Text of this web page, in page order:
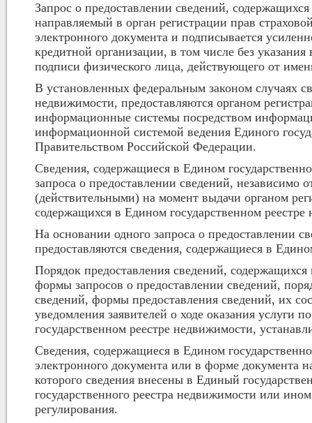
Запрос о предоставлении сведений,
направляемый в орган регистрации прав
электронного документа и подписывается
кредитной организации, в том числе без
подписи физического лица, действующего от
В установленных федеральным законом случаях
недвижимости, предоставляются органом
информационные системы посредством
информационной системой ведения Единого
Правительством Российской Федерации.
Сведения, содержащиеся в Едином
запроса о предоставлении сведений, независимо
(действительными) на момент выдачи органом
содержащихся в Едином государственном
На основании одного запроса о предоставлении
предоставляются сведения, содержащиеся в
Порядок предоставления сведений,
формы запросов о предоставлении сведений,
сведений, формы предоставления сведений, их
уведомления заявителей о ходе оказания услуги
государственном реестре недвижимости,
Сведения, содержащиеся в Едином
электронного документа или в форме документа
которого сведения внесены в Единый
государственного реестра недвижимости или
регулирования.